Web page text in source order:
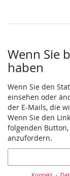
Wenn Sie
haben
Wenn Sie den
einsehen oder
der E-Mails, die
Wenn Sie den
folgenden
anzufordern.